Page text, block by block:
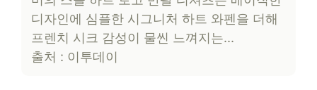
디자인에 심플한 시그니처 하트 와펜을 더해
프렌치 시크 감성이 물씬 느껴지는…
출처 : 이투데이